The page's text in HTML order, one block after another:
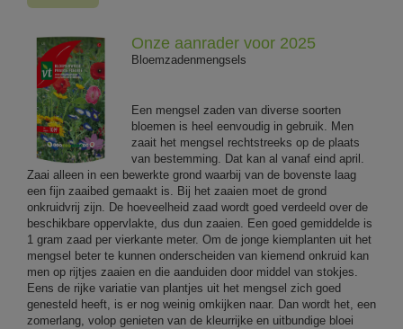
Onze aanrader voor 2025
Bloemzadenmengsels
Een mengsel zaden van diverse soorten
bloemen is heel eenvoudig in gebruik. Men
zaait het mengsel rechtstreeks op de plaats
van bestemming. Dat kan al vanaf eind april.
Zaai alleen in een bewerkte grond waarbij van de bovenste laag
een fijn zaaibed gemaakt is. Bij het zaaien moet de grond
onkruidvrij zijn. De hoeveelheid zaad wordt goed verdeeld over de
beschikbare oppervlakte, dus dun zaaien. Een goed gemiddelde is
1 gram zaad per vierkante meter. Om de jonge kiemplanten uit het
mengsel beter te kunnen onderscheiden van kiemend onkruid kan
men op rijtjes zaaien en die aanduiden door middel van stokjes.
Eens de rijke variatie van plantjes uit het mengsel zich goed
genesteld heeft, is er nog weinig omkijken naar. Dan wordt het, een
zomerlang, volop genieten van de kleurrijke en uitbundige bloei